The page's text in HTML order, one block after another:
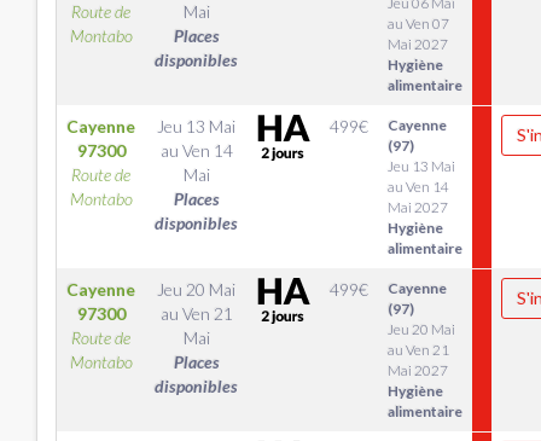
Route de
Montabo
Mai
Places
disponibles
au Ven 07
Mai 2027
Hygiène
alimentaire
Cayenne
97300
Route de
Montabo
Jeu 13 Mai
au Ven 14
Mai
Places
disponibles
499€
Cayenne
(97)
Jeu 13 Mai
au Ven 14
Mai 2027
Hygiène
alimentaire
Cayenne
97300
Route de
Montabo
Jeu 20 Mai
au Ven 21
Mai
Places
disponibles
499€
Cayenne
(97)
Jeu 20 Mai
au Ven 21
Mai 2027
Hygiène
alimentaire